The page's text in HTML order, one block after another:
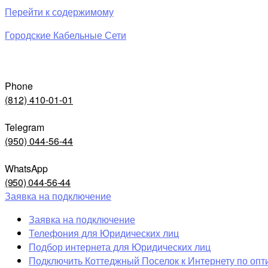
Перейти к содержимому
Городские Кабельные Сети
Phone
(812) 410-01-01
Telegram
(950) 044-56-44
WhatsApp
(950) 044-56-44
Заявка на подключение
Заявка на подключение
Телефония для Юридических лиц
Подбор интернета для Юридических лиц
Подключить Коттеджный Поселок к Интернету по